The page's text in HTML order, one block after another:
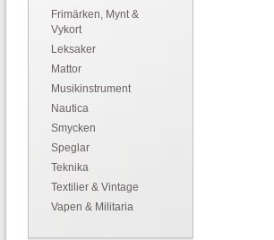
Frimärken, Mynt &
Vykort
Leksaker
Mattor
Musikinstrument
Nautica
Smycken
Speglar
Teknika
Textilier & Vintage
Vapen & Militaria